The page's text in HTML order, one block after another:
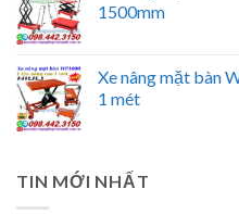
1500mm
Xe nâng mặt bàn
1 mét
TIN MỚI NHẤT